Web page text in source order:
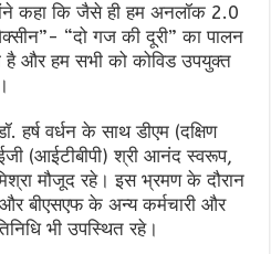
कहा कि जैसे ही हम अनलॉक 2.0
“दो गज की दूरी” का पालन
है और हम सभी को कोविड उपयुक्त
हर्ष वर्धन के साथ डीएम (दक्षिण
(आईटीबीपी) श्री आनंद स्वरूप,
मौजूद रहे। इस भ्रमण के दौरान
बीएसएफ के अन्य कर्मचारी और
भी उपस्थित रहे।